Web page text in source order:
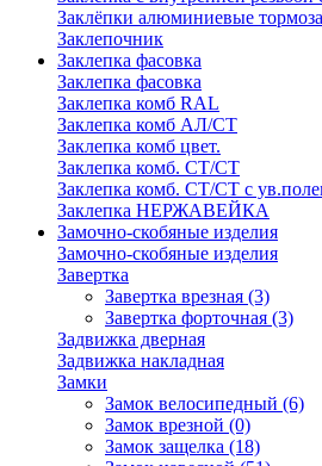
Заклёпки алюминиевые
Заклепочник
Заклепка фасовка
Заклепка фасовка
Заклепка комб RAL
Заклепка комб АЛ/СТ
Заклепка комб цвет.
Заклепка комб. СТ/СТ
Заклепка комб. СТ/СТ с
Заклепка НЕРЖАВЕЙКА
Замочно-скобяные изделия
Замочно-скобяные изделия
Завертка
Завертка врезная (3)
Завертка форточная (3)
Задвижка дверная
Задвижка накладная
Замки
Замок велосипедный (6)
Замок врезной (0)
Замок защелка (18)